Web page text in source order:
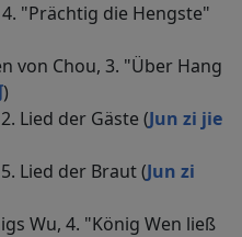
"Prächtig die Hengste"
Chou, 3. "Über Hang
)
Lied der Gäste (Jun zi jie
Lied der Braut (Jun zi
Wu, 4. "König Wen ließ